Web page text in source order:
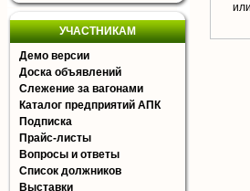
УЧАСТНИКАМ
Демо версии
Доска объявлений
Слежение за вагонами
Каталог предприятий АПК
Подписка
Прайс-листы
Вопросы и ответы
Список должников
Выставки